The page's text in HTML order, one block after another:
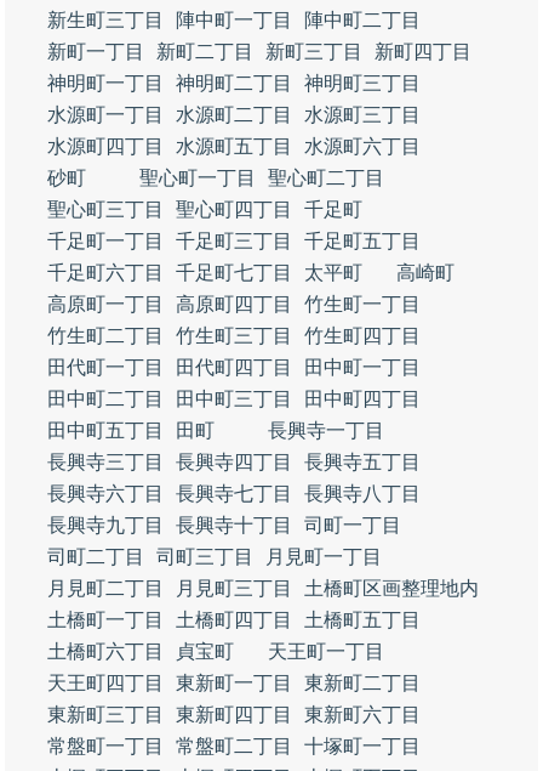
新生町三丁目
陣中町一丁目
陣中町二丁目
新町一丁目
新町二丁目 新町三丁目
新町四丁目
神明町一丁目
神明町二丁目
神明町三丁目
水源町一丁目
水源町二丁目
水源町三丁目
水源町四丁目
水源町五丁目
水源町六丁目
砂町
聖心町一丁目
聖心町二丁目
聖心町三丁目
聖心町四丁目
千足町
千足町一丁目
千足町三丁目
千足町五丁目
千足町六丁目
千足町七丁目 太平町
高崎町
高原町一丁目
高原町四丁目
竹生町一丁目
竹生町二丁目
竹生町三丁目
竹生町四丁目
田代町一丁目
田代町四丁目
田中町一丁目
田中町二丁目
田中町三丁目
田中町四丁目
田中町五丁目
田町
長興寺一丁目
長興寺三丁目
長興寺四丁目
長興寺五丁目
長興寺六丁目
長興寺七丁目
長興寺八丁目
長興寺九丁目
長興寺十丁目
司町一丁目
司町二丁目
司町三丁目
月見町一丁目
月見町二丁目
月見町三丁目
土橋町区画整理地内
土橋町一丁目
土橋町四丁目
土橋町五丁目
土橋町六丁目
貞宝町
天王町一丁目
天王町四丁目
東新町一丁目
東新町二丁目
東新町三丁目
東新町四丁目
東新町六丁目
常盤町一丁目
常盤町二丁目
十塚町一丁目